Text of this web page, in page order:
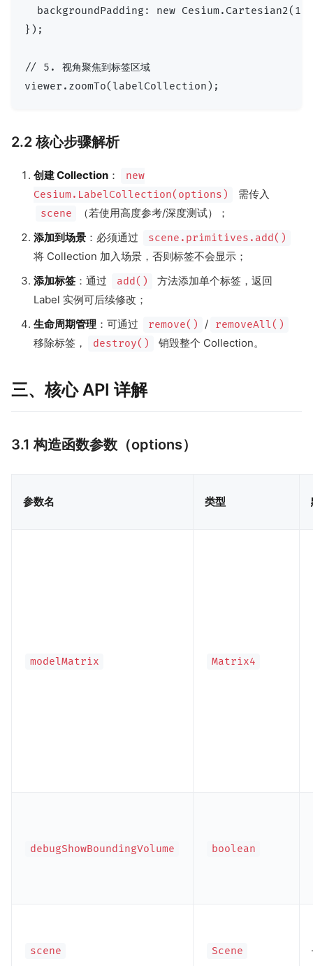
backgroundPadding: new
});
// 5. 视角聚焦到标签区域
2.2 核心步骤解析
创建 Collection ：
new
Cesium.LabelCollection(options)
需传入
scene
（若使用高度参考/深度测试）；
添加到场景 ：必须通过 scene.primitives.add()
将 Collection 加入场景，否则标签不会显示；
添加标签 ：通过 add()
方法添加单个标签，返回
Label 实例可后续修改；
生命周期管理 ：可通过 remove() / removeAll()
移除标签， destroy() 销毁整个 Collection。
三、核心 API 详解
3.1 构造函数参数（options）
参数名 类型
modelMatrix Matrix4
debugShowBoundingVolume boolean
scene Scene